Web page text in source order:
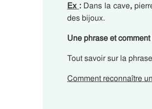
Ex : Dans la cave,
des bijoux.
Une phrase et
Tout savoir sur la phrase
Comment reconnaître